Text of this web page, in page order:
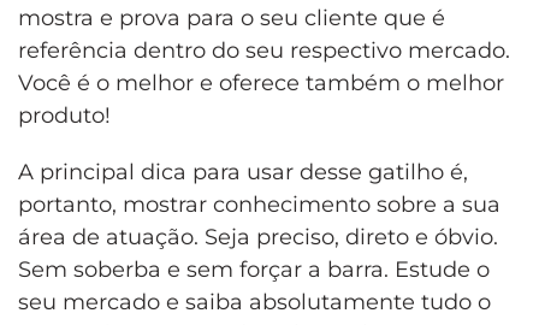
mostra e prova para o seu cliente que é
referência dentro do seu respectivo mercado.
Você é o melhor e oferece também o melhor
produto!
A principal dica para usar desse gatilho é,
portanto, mostrar conhecimento sobre a sua
área de atuação. Seja preciso, direto e óbvio.
Sem soberba e sem forçar a barra. Estude o
seu mercado e saiba absolutamente tudo o